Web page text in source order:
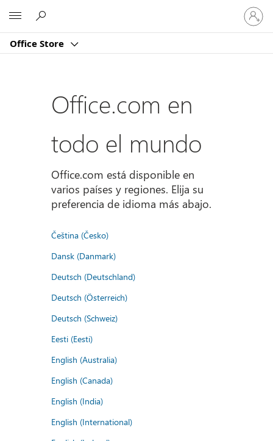
Office Store
Iniciar
sesión
en
cuenta
Office.com en
todo el mundo
Office.com está disponible en
varios países y regiones. Elija su
preferencia de idioma más abajo.
Čeština (Česko)
Dansk (Danmark)
Deutsch (Deutschland)
Deutsch (Österreich)
Deutsch (Schweiz)
Eesti (Eesti)
English (Australia)
English (Canada)
English (India)
English (International)